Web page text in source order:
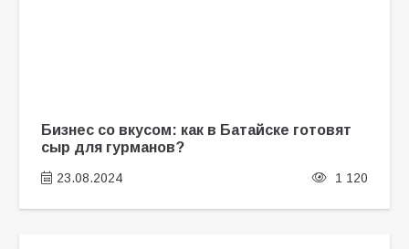
Бизнес со вкусом: как в Батайске готовят
сыр для гурманов?
23.08.2024 1 120